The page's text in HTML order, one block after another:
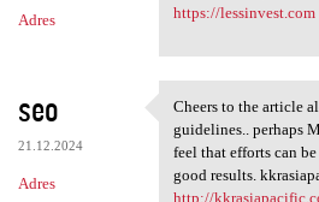
Adres
https://lessinvest.com
seo
21.12.2024
Adres
Cheers to the
Cheers to the article
guidelines.. perhaps
feel that efforts can
good results.
http://